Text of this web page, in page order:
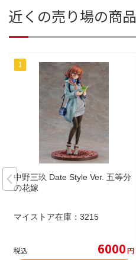
近くの売り場の商品
中野三玖 Date Style Ver. 五等分
の花嫁
マイストア在庫： 3215
税込 6000円